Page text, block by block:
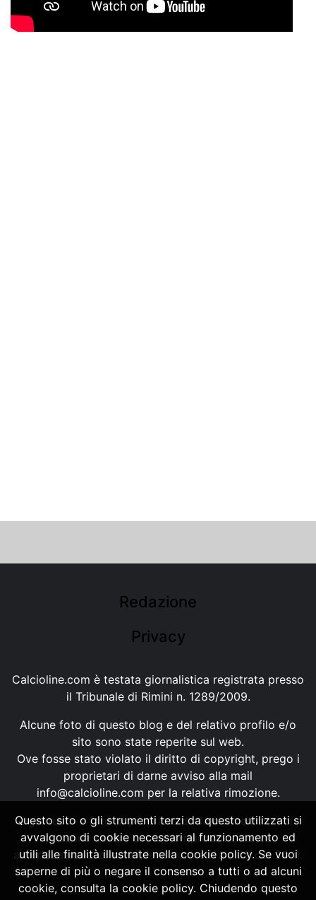
Redazione
Privacy
Calcioline.com è testata giornalistica registrata presso
il Tribunale di Rimini n. 1289/2009.
Alcune foto di questo blog e del relativo profilo e/o
sito sono state reperite sul web.
Ove fosse stato violato il diritto di copyright, prego i
proprietari di darne avviso alla mail
info@calcioline.com per la relativa rimozione.
Ogni testo e foto di proprietà di Calcioline.com non
possono essere copiati o riprodotti, senza
autorizzazione, ai sensi della normativa n.29 del 2001.
Questo sito o gli strumenti terzi da questo utilizzati si
avvalgono di cookie necessari al funzionamento ed
utili alle finalità illustrate nella cookie policy. Se vuoi
saperne di più o negare il consenso a tutti o ad alcuni
cookie, consulta la cookie policy. Chiudendo questo